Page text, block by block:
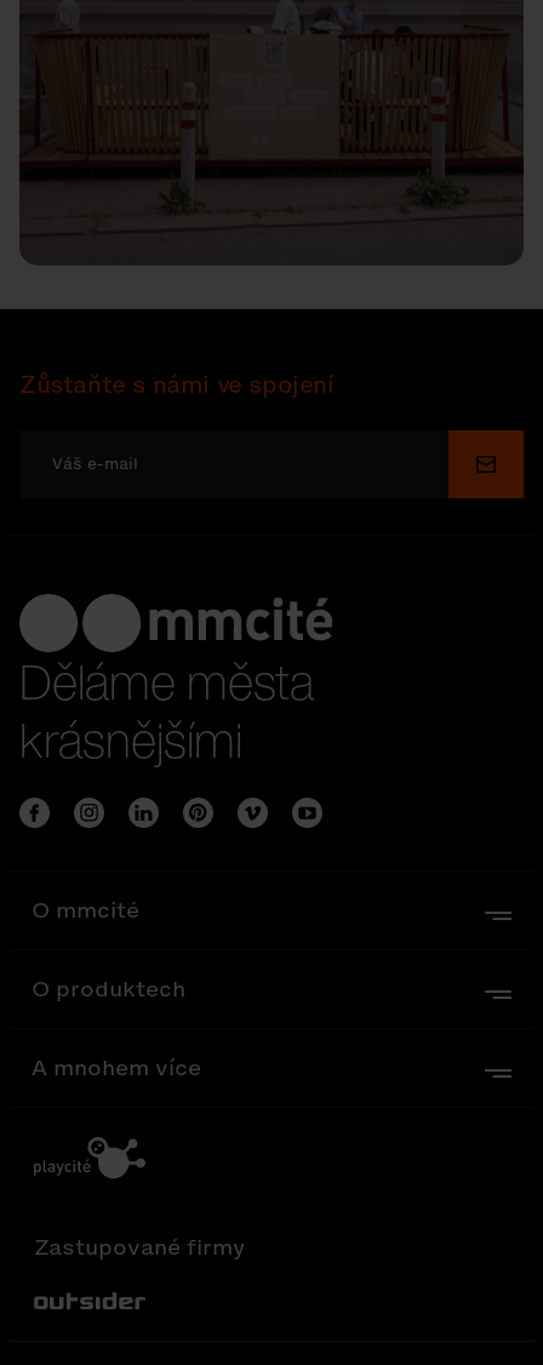
Zůstaňte s námi ve spojení
Děláme města
krásnějšími
O mmcité
O produktech
A mnohem více
Zastupované firmy
Out-Sider